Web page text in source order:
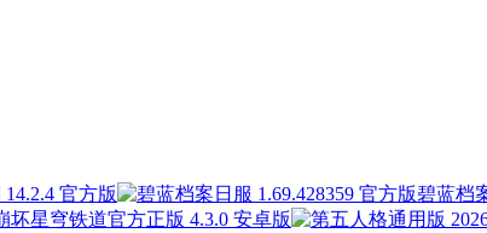
官方版 碧蓝档
坏星穹铁道官方正版 4.3.0 安卓版